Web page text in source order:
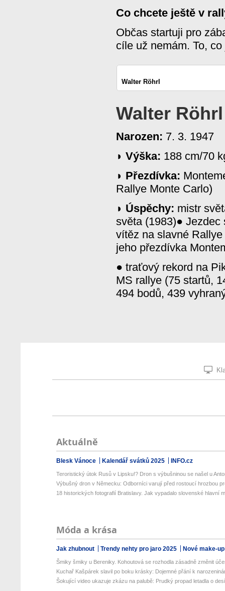
Co chcete ještě v
Občas startuji pro
cíle už nemám. To,
Walter Röhrl
Walter Röhrl
Narozen: 7. 3. 1947
◗ Výška: 188 cm/70
◗ Přezdívka:
Rallye Monte Carlo)
◗ Úspěchy: mistr
světa (1983)●
vítěz na slavné
jeho přezdívka
● traťový rekord na
MS rallye (75 startů,
494 bodů, 439
Aktuálně
Blesk Vánoce Kalendář svátků 2025 INFO.cz
Teroristický útok Rusů v Lipsku!? Dron s výbušninou se našel u
Výbušný dron v Německu: Odborníci varují před rostoucí hrozbou
18 historických fotografií Bratislavy. Jak vypadalo slovenské hlavní
Móda a krása
Jak zhubnout Trendy nehty pro jaro 2025 Nové make-
Šmiky šmiky u Bereniky. Kohoutová se rozhodla zásadně změnit
Kuchař Kašpárek slavil po boku krásky: Dojemné přání k
Šokující video ukazuje zkázu na palubě: Prudký propad letadla o